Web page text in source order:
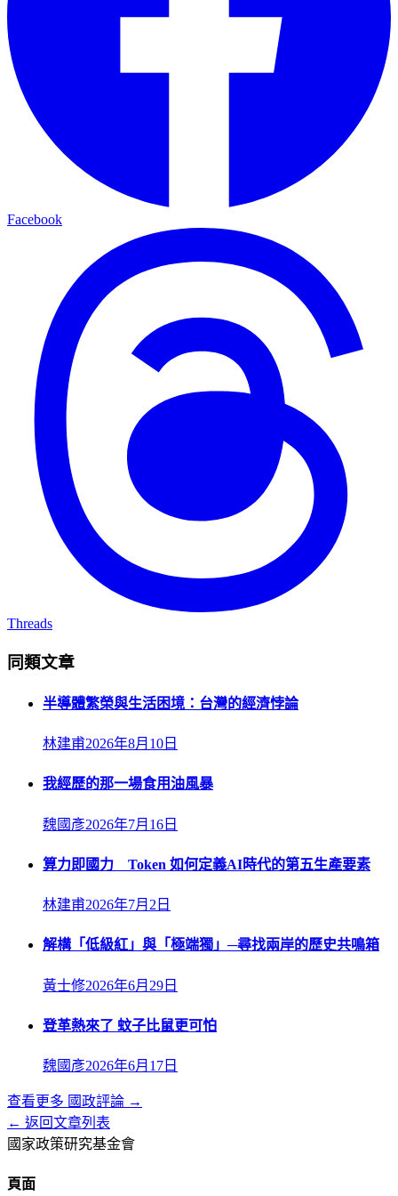
Facebook
Threads
同類文章
半導體繁榮與生活困境：台灣的經濟悖論
林建甫2026年8月10日
我經歷的那一場食用油風暴
魏國彥2026年7月16日
算力即國力 Token 如何定義AI時代的第五生產要素
林建甫2026年7月2日
解構「低級紅」與「極端獨」─尋找兩岸的歷史共鳴箱
黃士修2026年6月29日
登革熱來了 蚊子比鼠更可怕
魏國彥2026年6月17日
查看更多 國政評論 →
← 返回文章列表
國家政策研究基金會
頁面